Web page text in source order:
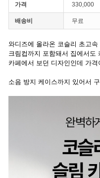
가격 330,000
배송비 무료
와디즈에 올라온 코슬리 초고속
크림컵까지 포함돼서 집에서도
카페에서 보던 디자인인데 가
소음 방지 케이스까지 있어서